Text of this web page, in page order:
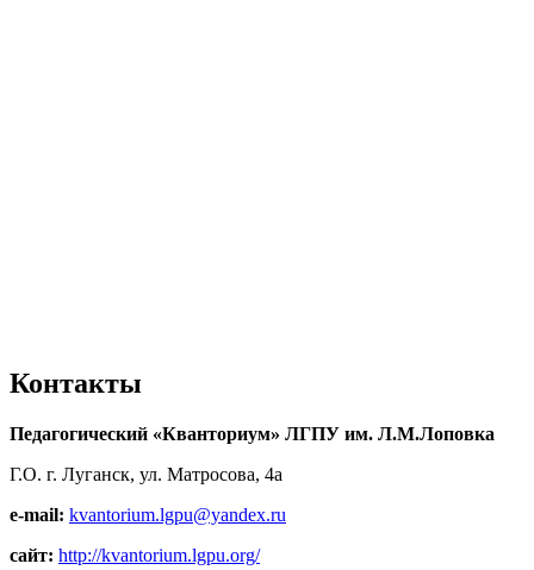
Контакты
Педагогический «Кванториум» ЛГПУ им. Л.М.Лоповка
Г.О. г. Луганск, ул. Матросова, 4а
e-mail: kvantorium.lgpu@yandex.ru
сайт: http://kvantorium.lgpu.org/